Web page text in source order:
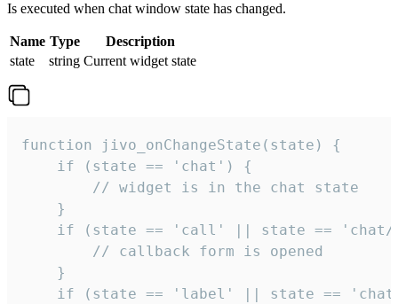
Is executed when chat window state has changed.
Name Type
Description
state
string Current widget state
function jivo_onChangeState(state) {
    if (state == 'chat') {
        // widget is in the chat state
    }
if (state == 'call' || state ==
        // callback form is opened
    }
if (state == 'label' || state ==